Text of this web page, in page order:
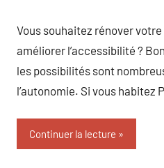
Vous souhaitez rénover
améliorer l’accessibilité ?
les possibilités sont
l’autonomie. Si vous habitez
Continuer la lecture